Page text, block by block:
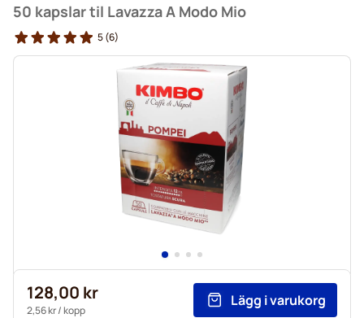
50 kapslar til Lavazza A Modo Mio
5(6)
128,00 kr
2,56 kr/ kopp
Lägg i varukorg